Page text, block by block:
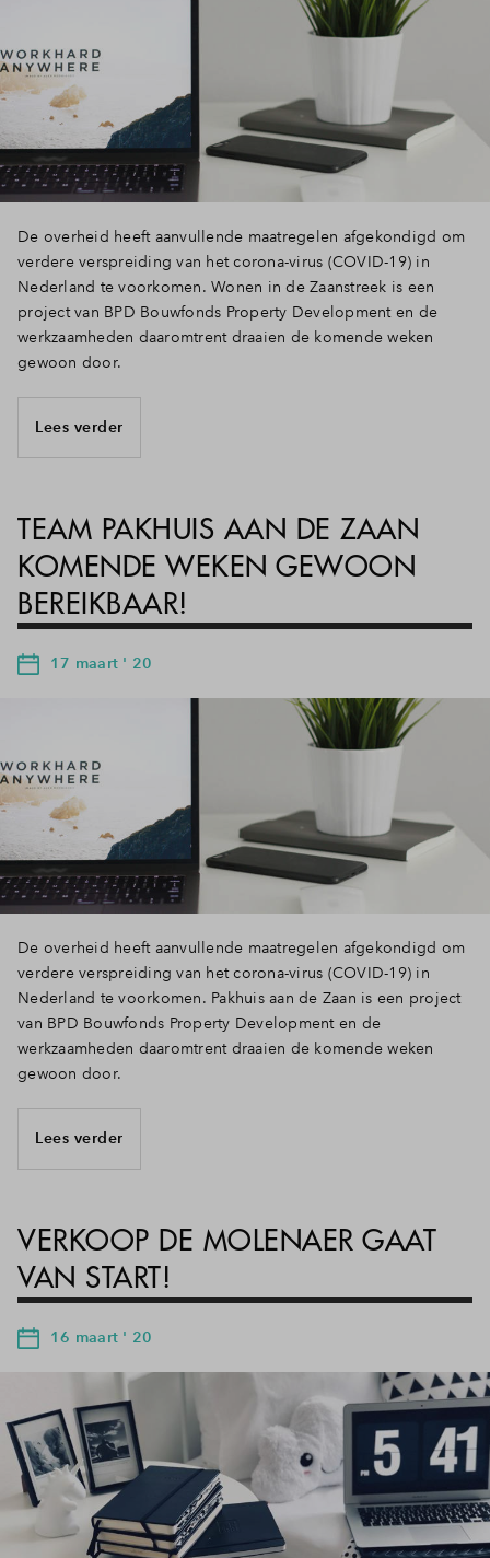
De overheid heeft aanvullende maatregelen afgekondigd om
verdere verspreiding van het corona-virus (COVID-19) in
Nederland te voorkomen. Wonen in de Zaanstreek is een
project van BPD Bouwfonds Property Development en de
werkzaamheden daaromtrent draaien de komende weken
gewoon door.
Lees verder
TEAM PAKHUIS AAN DE ZAAN
KOMENDE WEKEN GEWOON
BEREIKBAAR!
17 maart ' 20
De overheid heeft aanvullende maatregelen afgekondigd om
verdere verspreiding van het corona-virus (COVID-19) in
Nederland te voorkomen. Pakhuis aan de Zaan is een project
van BPD Bouwfonds Property Development en de
werkzaamheden daaromtrent draaien de komende weken
gewoon door.
Lees verder
VERKOOP DE MOLENAER GAAT
VAN START!
16 maart ' 20